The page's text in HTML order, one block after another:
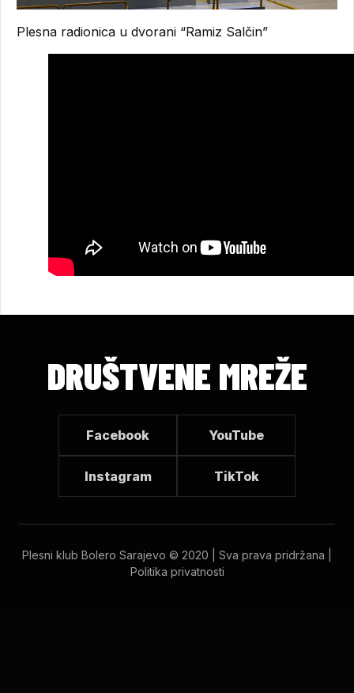
Plesna radionica u dvorani “Ramiz Salčin”
DRUŠTVENE MREŽE
Facebook YouTube
Instagram TikTok
Plesni klub Bolero Sarajevo © 2020 | Sva prava pridržana |
Politika privatnosti